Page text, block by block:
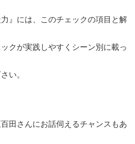
』には、このチェックの項目と解
クが実践しやすくシーン別に載っ
い。
田さんにお話伺えるチャンスもあ